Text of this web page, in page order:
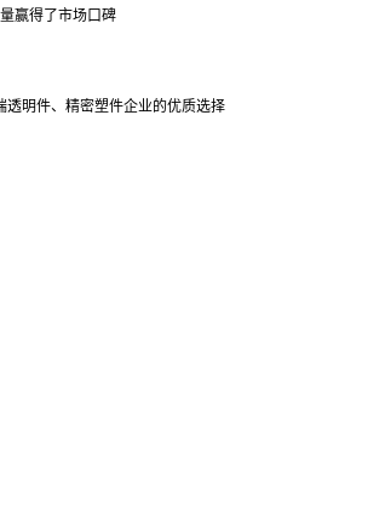
赢得了市场口碑
透明件、精密塑件企业的优质选择